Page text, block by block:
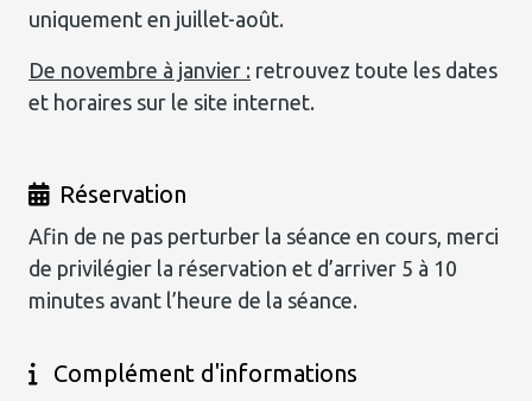
Complément d'informations
Réservation
Afin de ne pas perturber la séance en cours, merci
de privilégier la réservation et d’arriver 5 à 10
minutes avant l’heure de la séance.
uniquement en juillet-août.
De novembre à janvier : retrouvez toute les dates
et horaires sur le site internet.